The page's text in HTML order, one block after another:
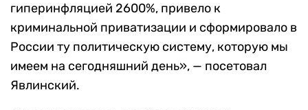
гиперинфляцией 2600%, привело к
криминальной приватизации и сформировало в
России ту политическую систему, которую мы
имеем на сегодняшний день», — посетовал
Явлинский.